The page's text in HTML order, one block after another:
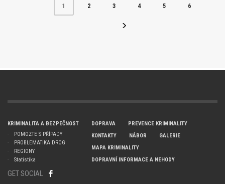
1 2 3 4 5 6
KRIMINALITA A BEZPEČNOST
POMOZTE S PŘÍPADY
PROBLEMATIKA DROG
REGIONY
Statistika
DOPRAVA
PREVENCE KRIMINALITY
KONTAKTY
NÁBOR
GALERIE
MAPA KRIMINALITY
DOPRAVNÍ INFORMACE A NEHODY
GET SOCIAL